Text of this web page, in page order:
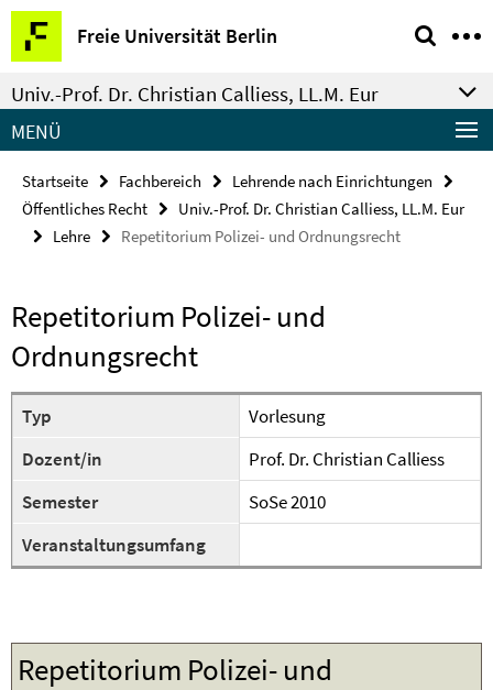
Springe
direkt
zu
Inhalt
Freie Universität Berlin
Service-
Navigation
Univ.-Prof. Dr. Christian Calliess, LL.M. Eur
MENÜ
Startseite Fachbereich
Lehrende nach Einrichtungen
Öffentliches Recht
Univ.-Prof. Dr. Christian Calliess, LL.M. Eur
Lehre
Repetitorium Polizei- und Ordnungsrecht
Repetitorium Polizei- und
Ordnungsrecht
Typ
Vorlesung
Dozent/in
Prof. Dr. Christian Calliess
Semester
SoSe 2010
Veranstaltungsumfang
Repetitorium Polizei- und